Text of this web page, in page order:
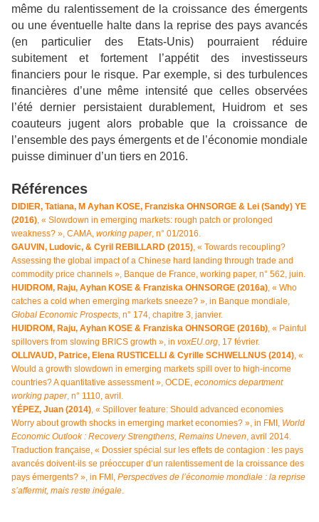
même du ralentissement de la croissance des émergents
ou une éventuelle halte dans la reprise des pays avancés
(en particulier des Etats-Unis) pourraient réduire
subitement et fortement l’appétit des investisseurs
financiers pour le risque. Par exemple, si des turbulences
financières d’une même intensité que celles observées
l’été dernier persistaient durablement, Huidrom et ses
coauteurs jugent alors probable que la croissance de
l’ensemble des pays émergents et de l’économie mondiale
puisse diminuer d’un tiers en 2016.
Références
DIDIER, Tatiana, M Ayhan KOSE, Franziska OHNSORGE & Lei (Sandy) YE
(2016), « Slowdown in emerging markets: rough patch or prolonged
weakness? », CAMA, working paper, n° 01/2016.
GAUVIN, Ludovic, & Cyril REBILLARD (2015), « Towards recoupling?
Assessing the global impact of a Chinese hard landing through trade and
commodity price channels », Banque de France, working paper, n° 562, juin.
HUIDROM, Raju, Ayhan KOSE & Franziska OHNSORGE (2016a), « Who
catches a cold when emerging markets sneeze? », in Banque mondiale,
Global Economic Prospects, n° 174, chapitre 3, janvier.
HUIDROM, Raju, Ayhan KOSE & Franziska OHNSORGE (2016b), « Painful
spillovers from slowing BRICS growth », in voxEU.org, 17 février.
OLLIVAUD, Patrice, Elena RUSTICELLI & Cyrille SCHWELLNUS (2014), «
Would a growth slowdown in emerging markets spill over to high-income
countries? A quantitative assessment », OCDE, economics department
working paper, n° 1110, avril.
YÉPEZ, Juan (2014), « Spillover feature: Should advanced economies
Worry about growth shocks in emerging market economies? », in FMI, World
Economic Outlook : Recovery Strengthens, Remains Uneven, avril 2014.
Traduction française, « Dossier spécial sur les effets de contagion : les pays
avancés doivent-ils se préoccuper d’un ralentissement de la croissance des
pays émergents? », in FMI, Perspectives de l’économie mondiale : la reprise
s’affermit, mais reste inégale.